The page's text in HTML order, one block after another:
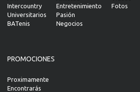
Intercountry
Universitarios
BATenis
Entretenimiento
Pasión
Negocios
Fotos
PROMOCIONES
Proximamente
Encontrarás